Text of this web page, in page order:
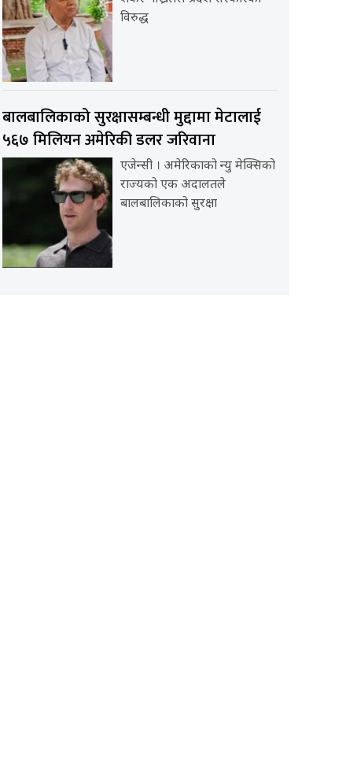
विरुद्ध
बालबालिकाको सुरक्षासम्बन्धी मुद्दामा मेटालाई
५६७ मिलियन अमेरिकी डलर जरिवाना
एजेन्सी । अमेरिकाको न्यु मेक्सिको
राज्यको एक अदालतले
बालबालिकाको सुरक्षा